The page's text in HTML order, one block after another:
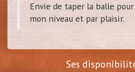
Envie de taper la balle
mon niveau et par plaisir.
Ses